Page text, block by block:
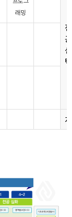
래밍
전
공
선
택
계